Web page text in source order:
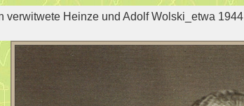
verwitwete Heinze und Adolf Wolski_etwa 1944